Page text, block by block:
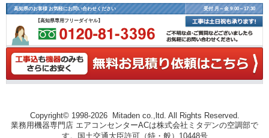
高知県のお客様 お気軽にお問い合わせください 受付 月～金 9:00～17:30
【高知県専用フリーダイヤル】
Copyright© 1998-2026 Mitaden co.,ltd. All Rights Reserved.
業務用機器専門店 エアコンセンターACは株式会社ミタデンの空調部で
す。国土交通大臣許可（特・般）10448号